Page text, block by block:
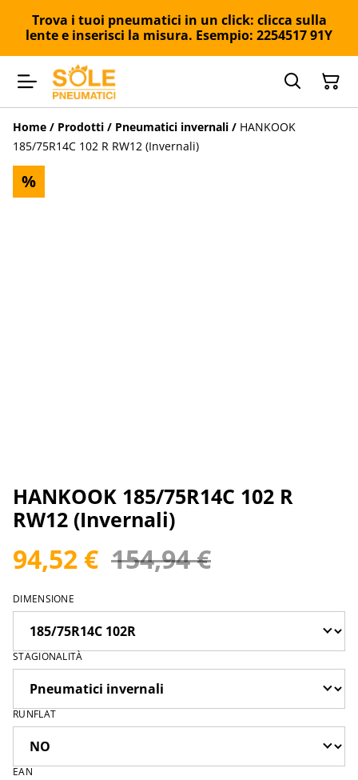
Trova i tuoi pneumatici in un click: clicca sulla
lente e inserisci la misura. Esempio: 2254517 91Y
Home / Prodotti / Pneumatici invernali / HANKOOK
185/75R14C 102 R RW12 (Invernali)
%
HANKOOK 185/75R14C 102 R
RW12 (Invernali)
94,52 € 154,94 €
DIMENSIONE
STAGIONALITÀ
RUNFLAT
EAN